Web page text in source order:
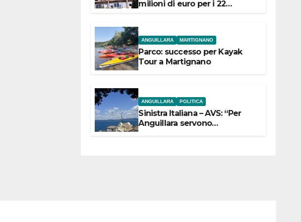
milioni di euro per i 22
ANGUILLARA MARTIGNANO
Parco: successo per Kayak
Tour a Martignano
ANGUILLARA POLITICA
Sinistra Italiana – AVS: “Per
Anguillara servono